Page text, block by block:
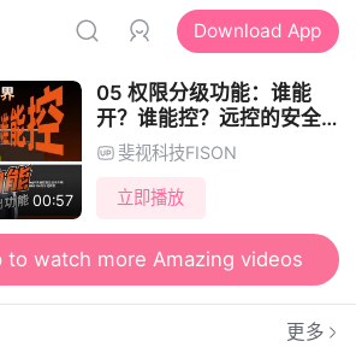
Download App
00:57
05 权限分级功能：谁能
开？谁能控？远控的安全边
界 斐视科技FISON
立即播放
to watch more Amazing videos
更多